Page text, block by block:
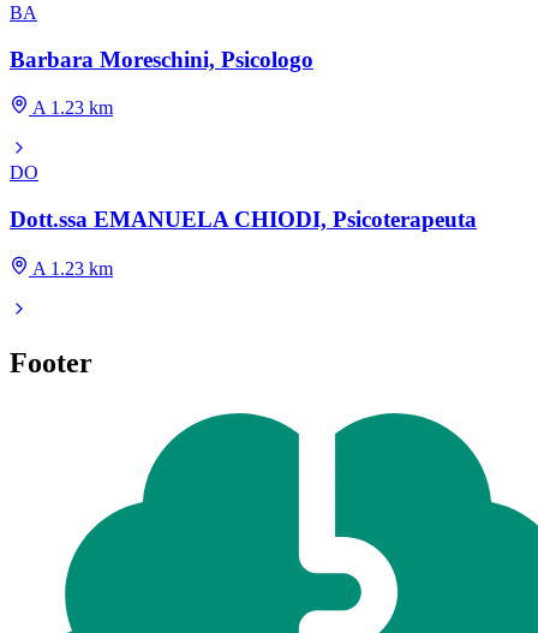
BA
Barbara Moreschini, Psicologo
A 1.23 km
DO
Dott.ssa EMANUELA CHIODI, Psicoterapeuta
A 1.23 km
Footer